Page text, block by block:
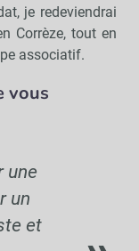
je redeviendrai
Corrèze, tout en
associatif.
vous
une
un
et